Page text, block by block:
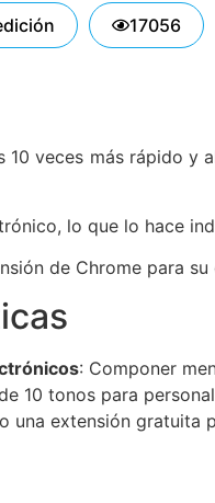
17056
veces más rápido y
lo que lo hace
de Chrome para su
: Componer
10 tonos para
una extensión gratuita